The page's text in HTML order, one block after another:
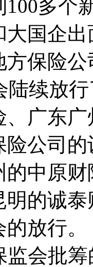
多个
大国企
保险
续放
、广东
公司
中原
的诚
放行。
会批筹